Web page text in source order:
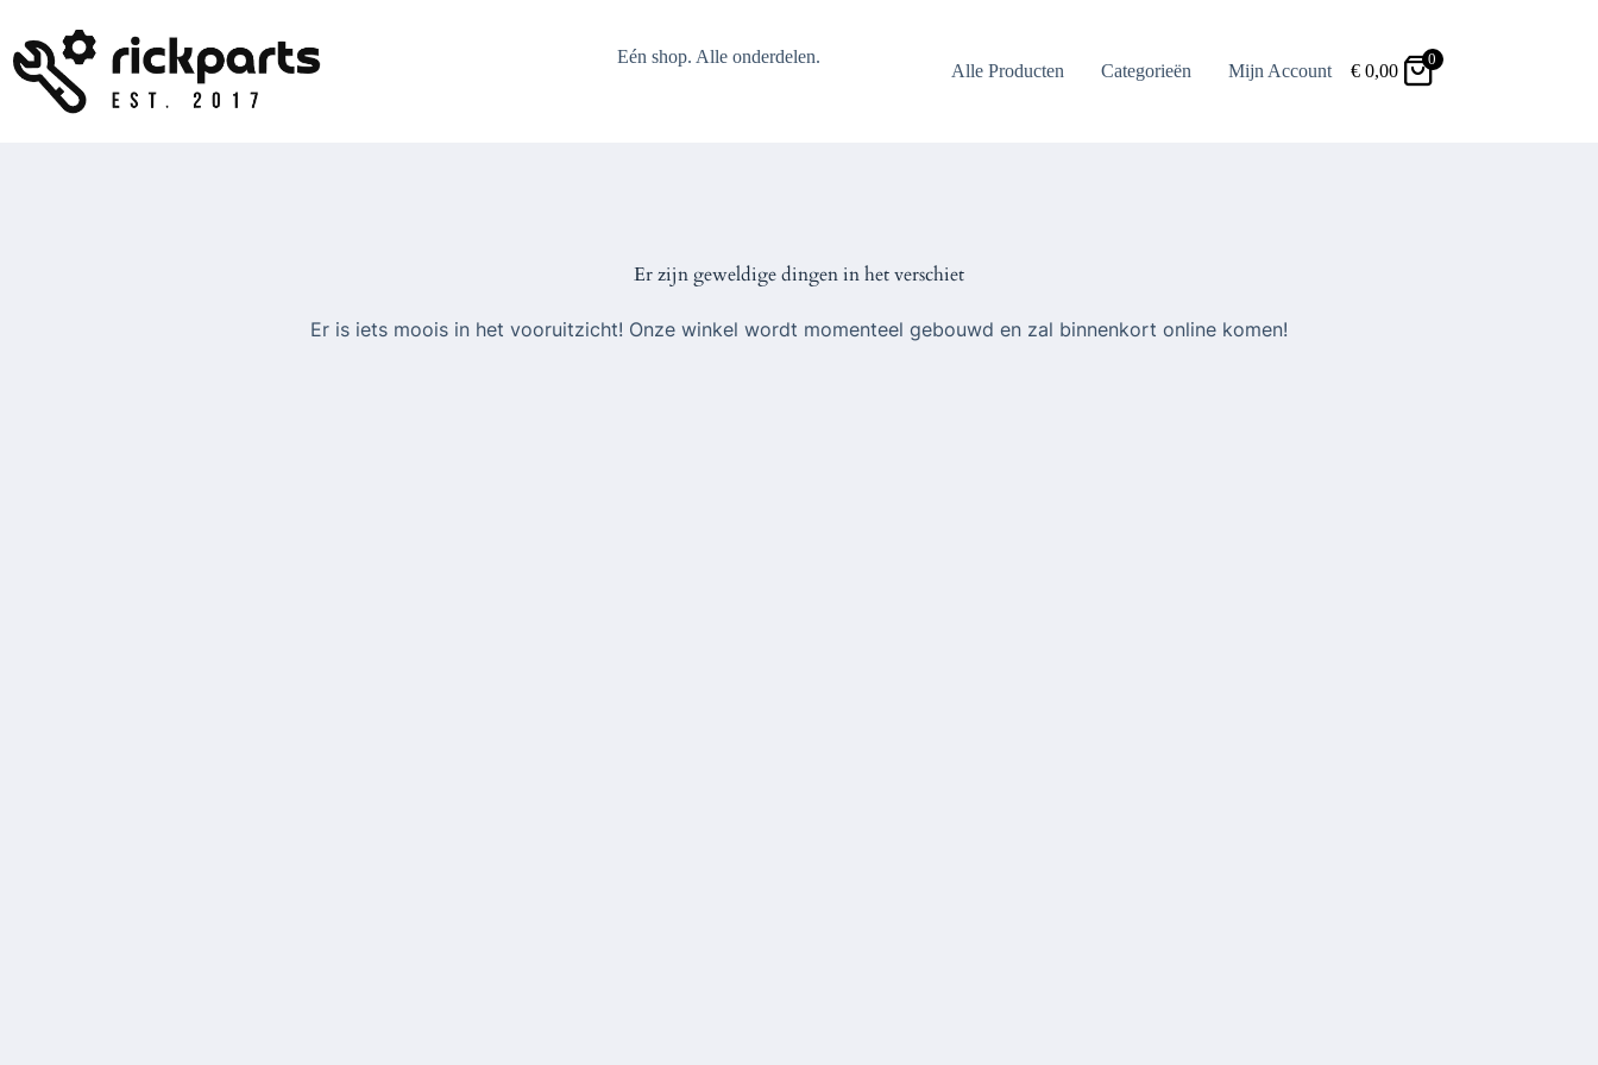
de
inhoud
Eén shop. Alle onderdelen.
Alle Producten Categorieën Mijn Account €0,00
0
Er zijn geweldige dingen in het verschiet
Er is iets moois in het vooruitzicht! Onze winkel wordt momenteel gebouwd en zal binnenkort online komen!